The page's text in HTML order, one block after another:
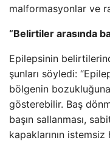
malformasyonlar ve
“Belirtiler arasında
Epilepsinin
şunları söyledi:
bölgenin
gösterebilir. Baş
başın sallanması,
kapaklarının